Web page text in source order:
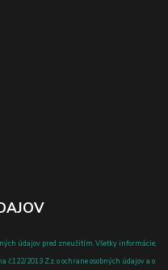
údajov pred zneužitím. Všetky informácie,
č.122/2013 Z.z. o ochrane osobných údajov a o